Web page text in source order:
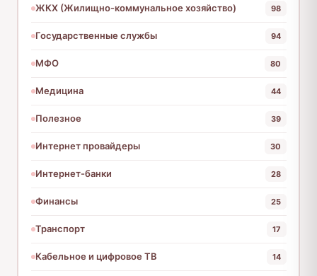
ЖКХ (Жилищно-коммунальное хозяйство) 98
Государственные службы 94
МФО 80
Медицина 44
Полезное 39
Интернет провайдеры 30
Интернет-банки 28
Финансы 25
Транспорт 17
Кабельное и цифровое ТВ 14